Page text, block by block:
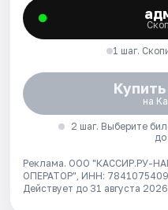
1 шаг.
на
2 шаг. Выберите
Реклама. ООО "КАССИР.РУ-
ОПЕРАТОР", ИНН: 7841075409
Действует до 31 августа 2026